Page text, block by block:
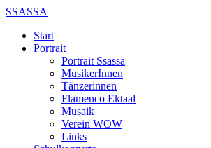
SSASSA
Start
Portrait
Portrait Ssassa
MusikerInnen
Tänzerinnen
Flamenco Ektaal
Musaik
Verein WOW
Links